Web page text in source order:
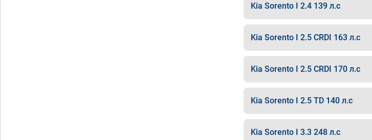
Kia Sorento I 2.4 139 л.с
Kia Sorento I 2.5 CRDI 163 л.с
Kia Sorento I 2.5 CRDI 170 л.с
Kia Sorento I 2.5 TD 140 л.с
Kia Sorento I 3.3 248 л.с